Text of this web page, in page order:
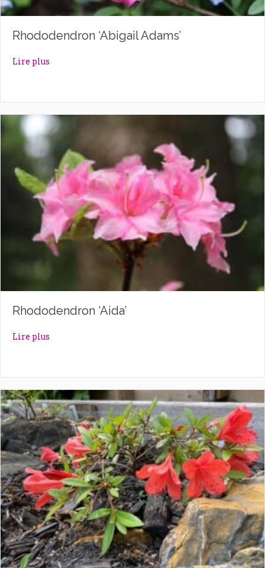
Rhododendron ‘Abigail Adams’
Lire plus
Rhododendron ‘Aida’
Lire plus